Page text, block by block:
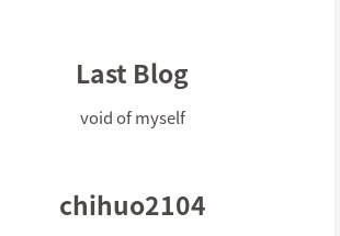
Last Blog
void of myself
chihuo2104